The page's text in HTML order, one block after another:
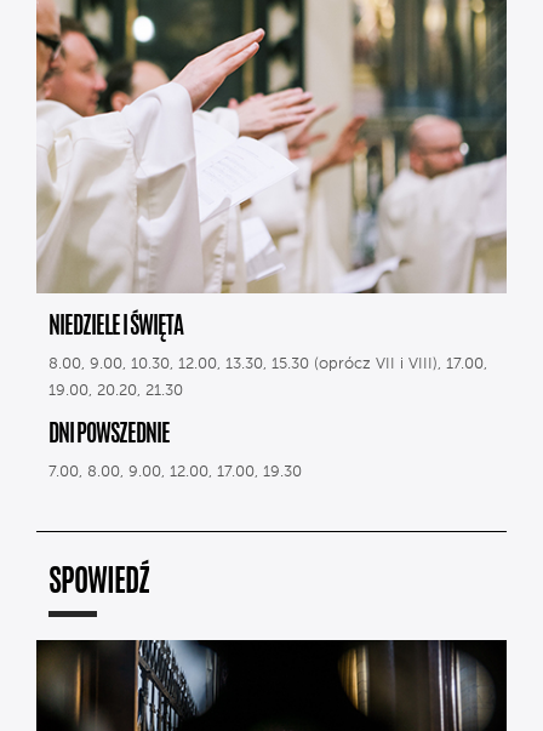
NIEDZIELE I ŚWIĘTA
8.00, 9.00, 10.30, 12.00, 13.30, 15.30 (oprócz VII i VIII), 17.00,
19.00, 20.20, 21.30
DNI POWSZEDNIE
7.00, 8.00, 9.00, 12.00, 17.00, 19.30
SPOWIEDŹ